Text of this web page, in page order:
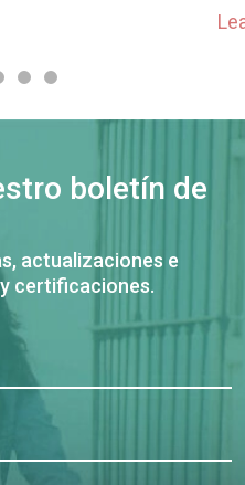
boletín de
actualizaciones e
certificaciones.